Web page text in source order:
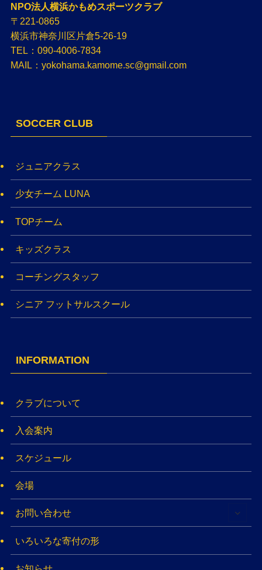
NPO法人横浜かもめスポーツクラブ
〒221-0865
横浜市神奈川区片倉5-26-19
TEL：090-4006-7834
MAIL：yokohama.kamome.sc@gmail.com
SOCCER CLUB
ジュニアクラス
少女チーム LUNA
TOPチーム
キッズクラス
コーチングスタッフ
シニア フットサルスクール
INFORMATION
クラブについて
入会案内
スケジュール
会場
お問い合わせ
いろいろな寄付の形